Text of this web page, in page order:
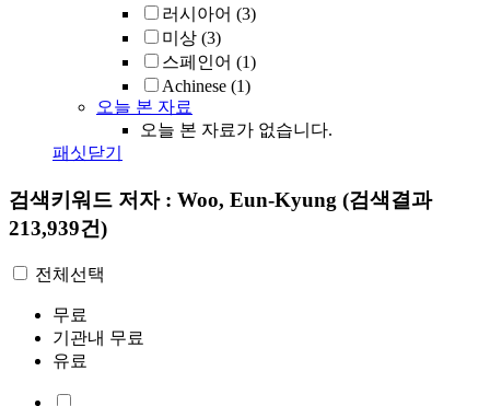
러시아어 (3)
미상 (3)
스페인어 (1)
Achinese (1)
오늘 본 자료
오늘 본 자료가 없습니다.
패싯닫기
검색키워드 저자 : Woo, Eun-Kyung (검색결과
213,939건)
전체선택
무료
기관내 무료
유료